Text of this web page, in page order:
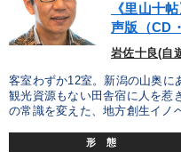
《里山十
声版（CD
岩佐十良(自
客室わずか12室。新潟の山奥に
観光資源もない田舎宿に人を惹
の常識を変えた、地方創生イノ
形 態